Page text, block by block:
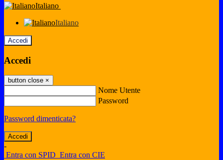
Italiano
Italiano
Accedi
Accedi
button close ×
Nome Utente
Password
Password dimenticata?
-
Entra con SPID Entra con CIE